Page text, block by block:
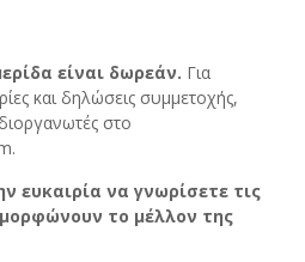
είναι δωρεάν. Για
και δηλώσεις συμμετοχής,
στο
ευκαιρία να γνωρίσετε τις
το μέλλον της